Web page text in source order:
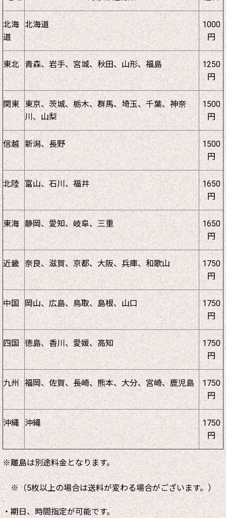
北海
道
北海道
1000
円
東北 青森、岩手、宮城、秋田、山形、福島
1250
円
関東
東京、茨城、栃木、群馬、埼玉、千葉、神奈
川、山梨
1500
円
信越 新潟、長野
1500
円
北陸 富山、石川、福井
1650
円
東海 静岡、愛知、岐阜、三重
1650
円
近畿 奈良、滋賀、京都、大阪、兵庫、和歌山
1750
円
中国 岡山、広島、鳥取、島根、山口
1750
円
四国 徳島、香川、愛媛、高知
1750
円
九州 福岡、佐賀、長崎、熊本、大分、宮崎、鹿児島
1750
円
沖縄 沖縄
1750
円
※離島は別途料金となります。
※（5枚以上の場合は送料が変わる場合がございます。）
・期日、時間指定が可能です。